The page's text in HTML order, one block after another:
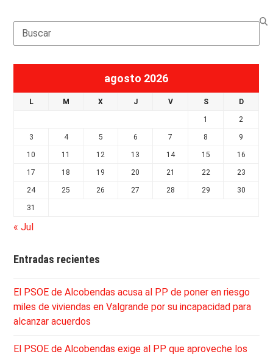
Search
agosto 2026
L M X J V S D
1 2
3 4 5 6 7 8 9
10 11 12 13 14 15 16
17 18 19 20 21 22 23
24 25 26 27 28 29 30
31
« Jul
Entradas recientes
El PSOE de Alcobendas acusa al PP de poner en riesgo
miles de viviendas en Valgrande por su incapacidad para
alcanzar acuerdos
El PSOE de Alcobendas exige al PP que aproveche los